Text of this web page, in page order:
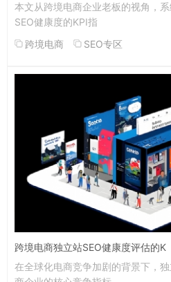
本文从跨境电商企业老板的视角，
SEO健康度的KPI指
跨境电商
SEO专区
跨境电商独立站SEO健康度评估的K
在全球化电商竞争加剧的背景下，